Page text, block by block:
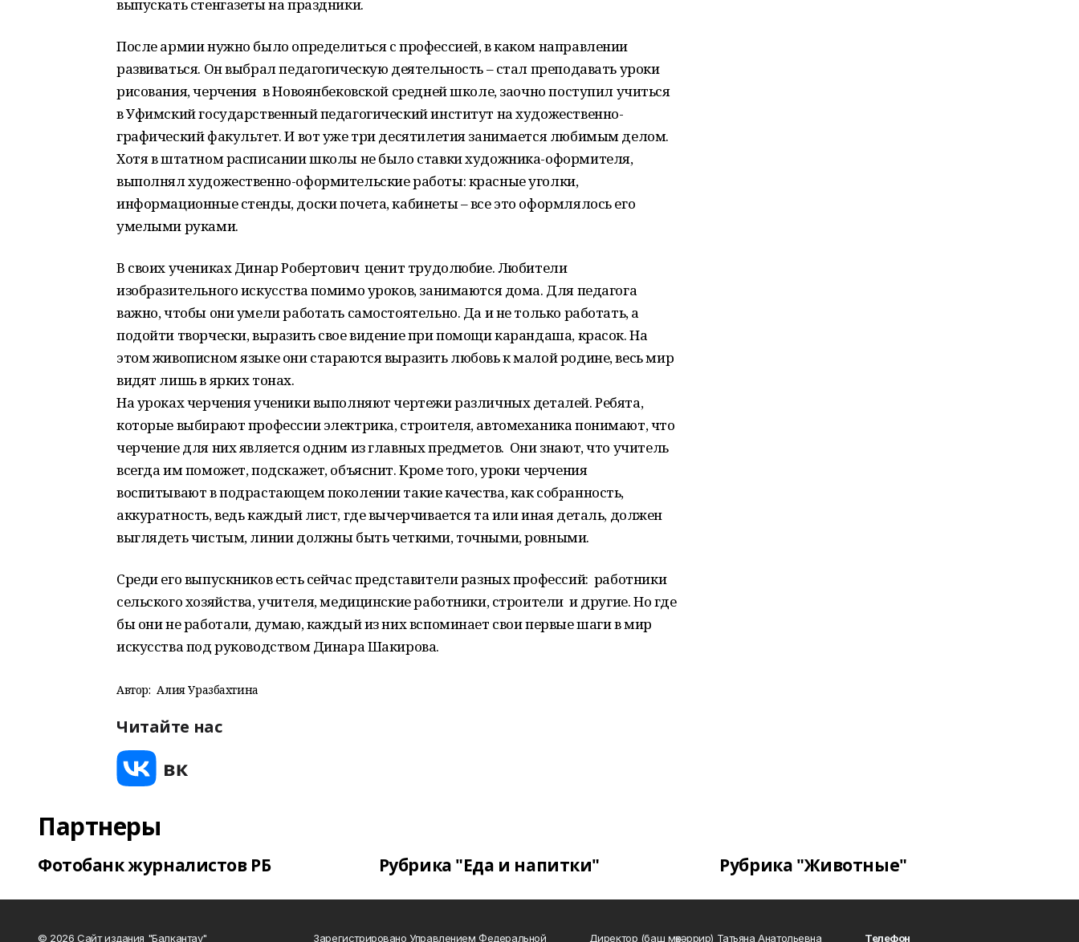
выпускать стенгазеты на праздники.
После армии нужно было определиться с профессией, в каком направлении
развиваться. Он выбрал педагогическую деятельность – стал преподавать уроки
рисования, черчения в Новоянбековской средней школе, заочно поступил учиться
в Уфимский государственный педагогический институт на художественно-
графический факультет. И вот уже три десятилетия занимается любимым делом.
Хотя в штатном расписании школы не было ставки художника-оформителя,
выполнял художественно-оформительские работы: красные уголки,
информационные стенды, доски почета, кабинеты – все это оформлялось его
умелыми руками.
В своих учениках Динар Робертович ценит трудолюбие. Любители
изобразительного искусства помимо уроков, занимаются дома. Для педагога
важно, чтобы они умели работать самостоятельно. Да и не только работать, а
подойти творчески, выразить свое видение при помощи карандаша, красок. На
этом живописном языке они стараются выразить любовь к малой родине, весь мир
видят лишь в ярких тонах.
На уроках черчения ученики выполняют чертежи различных деталей. Ребята,
которые выбирают профессии электрика, строителя, автомеханика понимают, что
черчение для них является одним из главных предметов. Они знают, что учитель
всегда им поможет, подскажет, объяснит. Кроме того, уроки черчения
воспитывают в подрастающем поколении такие качества, как собранность,
аккуратность, ведь каждый лист, где вычерчивается та или иная деталь, должен
выглядеть чистым, линии должны быть четкими, точными, ровными.
Среди его выпускников есть сейчас представители разных профессий: работники
сельского хозяйства, учителя, медицинские работники, строители и другие. Но где
бы они не работали, думаю, каждый из них вспоминает свои первые шаги в мир
искусства под руководством Динара Шакирова.
Автор: Алия Уразбахтина
Читайте нас
Партнеры
Фотобанк журналистов РБ Рубрика "Еда и напитки" Рубрика "Животные"
© 2026 Сайт издания "Балкантау" Зарегистрировано Управлением Федеральной Директор (баш мөхәррир) Татьяна Анатольевна Телефон